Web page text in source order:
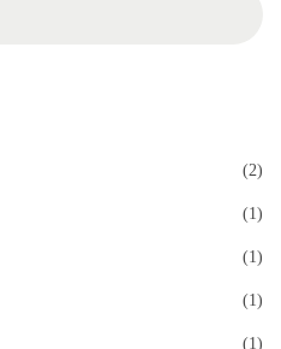
(2)
(1)
(1)
(1)
(1)